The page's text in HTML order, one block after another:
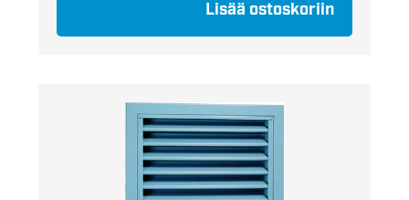
Lisää ostoskoriin